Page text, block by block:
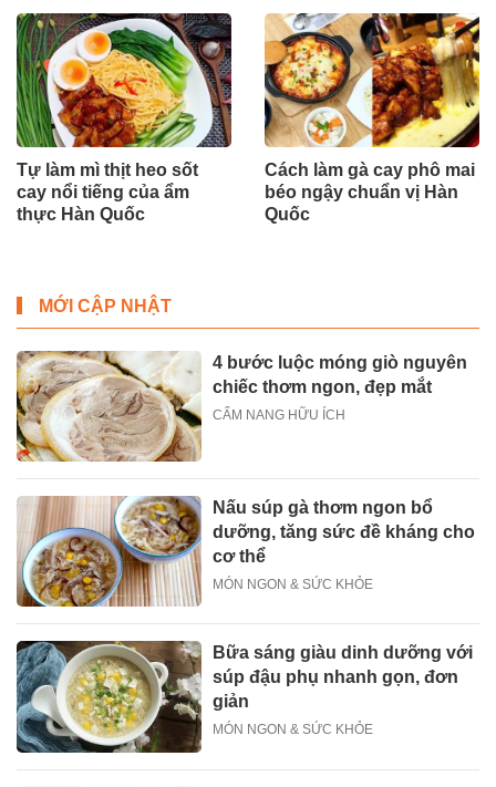
Tự làm mì thịt heo sốt
cay nổi tiếng của ẩm
thực Hàn Quốc
Cách làm gà cay phô mai
béo ngậy chuẩn vị Hàn
Quốc
MỚI CẬP NHẬT
4 bước luộc móng giò nguyên
chiếc thơm ngon, đẹp mắt
CẨM NANG HỮU ÍCH
Nấu súp gà thơm ngon bổ
dưỡng, tăng sức đề kháng cho
cơ thể
MÓN NGON & SỨC KHỎE
Bữa sáng giàu dinh dưỡng với
súp đậu phụ nhanh gọn, đơn
giản
MÓN NGON & SỨC KHỎE